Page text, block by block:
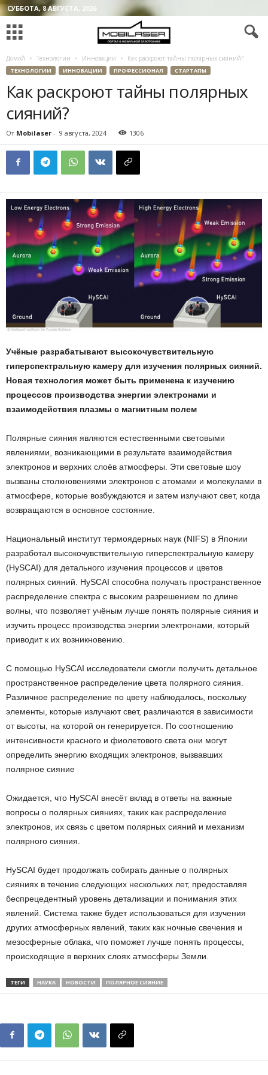
СУББОТА, 8 АВГУСТА, 2026
Домой Технологии Инновации Как раскроют тайны полярных сияний?
ТЕХНОЛОГИИ ИННОВАЦИИ ПРОФЕССИОНАЛ СТАРТАПЫ
Как раскроют тайны полярных
сияний?
От Mobilaser - 9 августа, 2024 1306
Учёные разрабатывают высокочувствительную
гиперспектральную камеру для изучения полярных сияний.
Новая технология может быть применена к изучению
процессов производства энергии электронами и
взаимодействия плазмы с магнитным полем
Полярные сияния являются естественными световыми
явлениями, возникающими в результате взаимодействия
электронов и верхних слоёв атмосферы. Эти световые шоу
вызваны столкновениями электронов с атомами и молекулами в
атмосфере, которые возбуждаются и затем излучают свет, когда
возвращаются в основное состояние.
Национальный институт термоядерных наук (NIFS) в Японии
разработал высокочувствительную гиперспектральную камеру
(HySCAI) для детального изучения процессов и цветов
полярных сияний. HySCAI способна получать пространственное
распределение спектра с высоким разрешением по длине
волны, что позволяет учёным лучше понять полярные сияния и
изучить процесс производства энергии электронами, который
приводит к их возникновению.
С помощью HySCAI исследователи смогли получить детальное
пространственное распределение цвета полярного сияния.
Различное распределение по цвету наблюдалось, поскольку
элементы, которые излучают свет, различаются в зависимости
от высоты, на которой он генерируется. По соотношению
интенсивности красного и фиолетового света они могут
определить энергию входящих электронов, вызвавших
полярное сияние
Ожидается, что HySCAI внесёт вклад в ответы на важные
вопросы о полярных сияниях, таких как распределение
электронов, их связь с цветом полярных сияний и механизм
полярного сияния.
HySCAI будет продолжать собирать данные о полярных
сияниях в течение следующих нескольких лет, предоставляя
беспрецедентный уровень детализации и понимания этих
явлений. Система также будет использоваться для изучения
других атмосферных явлений, таких как ночные свечения и
мезосферные облака, что поможет лучше понять процессы,
происходящие в верхних слоях атмосферы Земли.
ТЕГИ НАУКА НОВОСТИ ПОЛЯРНОЕ СИЯНИЕ